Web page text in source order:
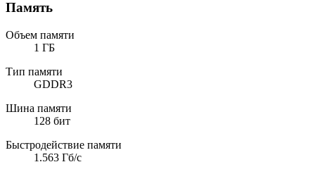
Память
Объем памяти
1 ГБ
Тип памяти
GDDR3
Шина памяти
128 бит
Быстродействие памяти
1.563 Гб/с